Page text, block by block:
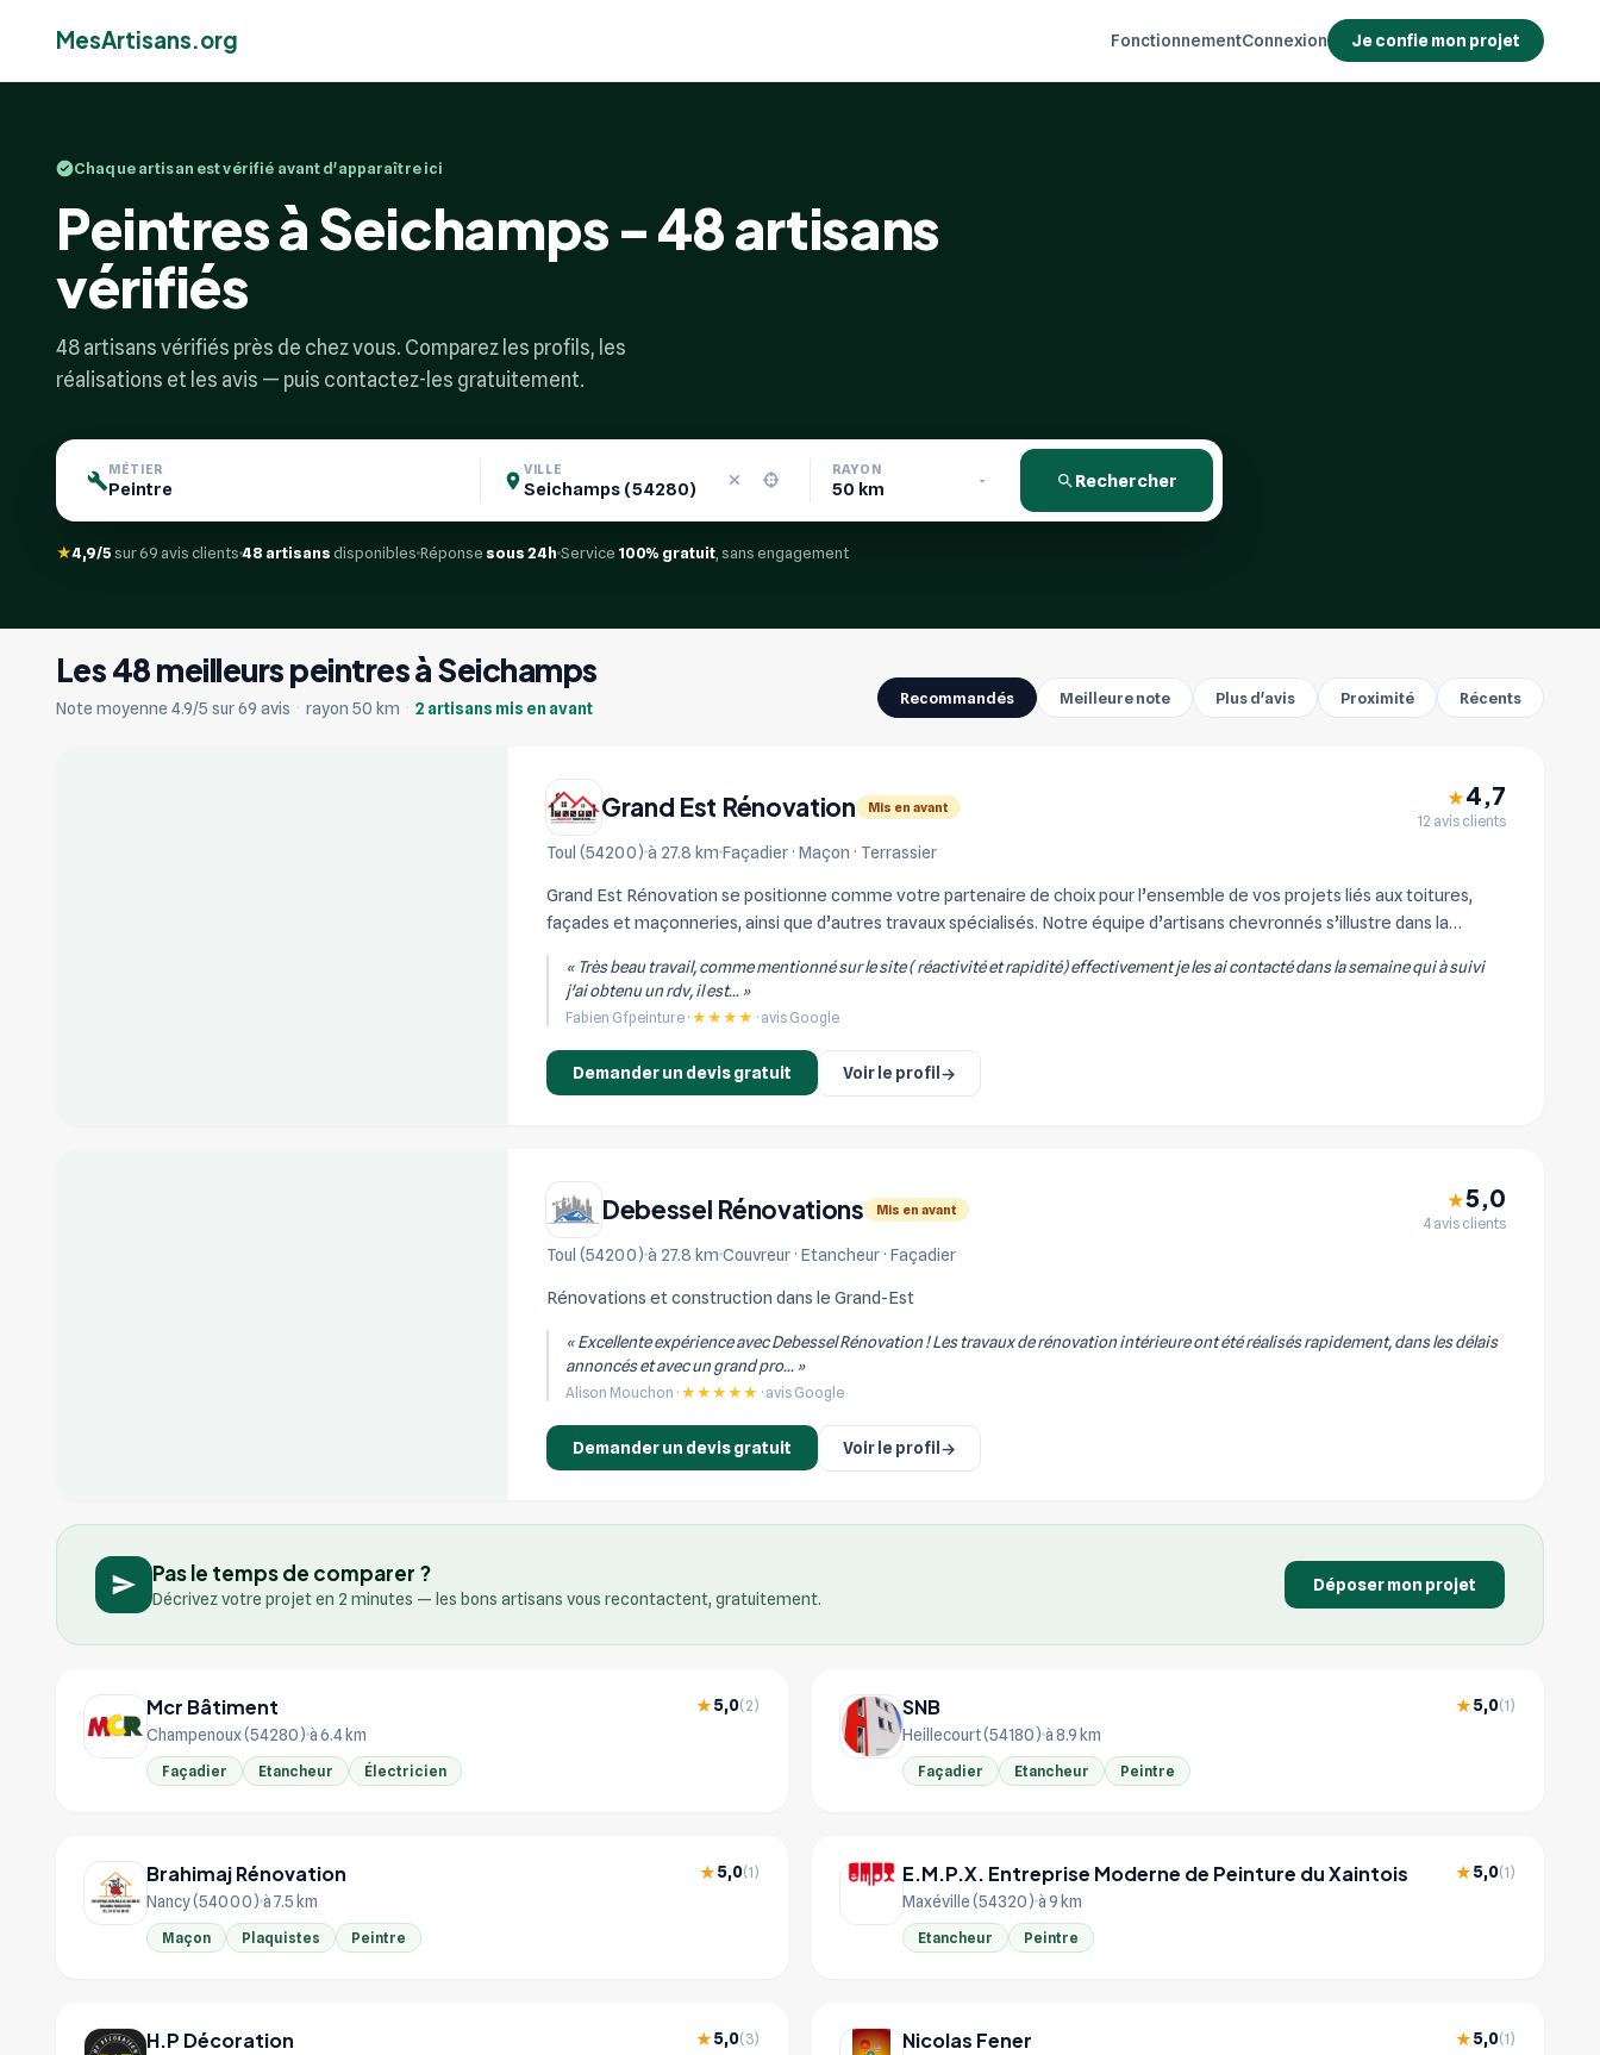
MesArtisans.org FonctionnementConnexion Je confie mon projet
Chaque artisan est vérifié avant d'apparaître ici
Peintres à Seichamps - 48 artisans
vérifiés
48 artisans vérifiés près de chez vous. Comparez les profils, les
réalisations et les avis — puis contactez-les gratuitement.
MÉTIER VILLE RAYON
Rechercher
★4,9/5sur 69 avis clients 48 artisansdisponibles Réponse sous 24h Service 100% gratuit , sans engagement
Les 48 meilleurs peintres à Seichamps
Note moyenne 4.9/5 sur 69 avis · rayon 50 km · 2 artisans mis en avant
Recommandés Meilleure note Plus d'avis Proximité Récents
Grand Est Rénovation Mis en avant
Toul (54200) à 27.8 km Façadier · Maçon · Terrassier
★4,7
12 avis clients
Grand Est Rénovation se positionne comme votre partenaire de choix pour l’ensemble de vos projets liés aux toitures,
façades et maçonneries, ainsi que d’autres travaux spécialisés. Notre équipe d’artisans chevronnés s’illustre dans la
« Très beau travail, comme mentionné sur le site ( réactivité et rapidité) effectivement je les ai contacté dans la semaine qui à suivi
j'ai obtenu un rdv, il est... »
Fabien Gfpeinture · ★★★★ · avis Google
Demander un devis gratuit Voir le profil →
Debessel Rénovations Mis en avant
Toul (54200) à 27.8 km Couvreur · Etancheur · Façadier
★5,0
4 avis clients
Rénovations et construction dans le Grand-Est
« Excellente expérience avec Debessel Rénovation ! Les travaux de rénovation intérieure ont été réalisés rapidement, dans les délais
annoncés et avec un grand pro... »
Alison Mouchon · ★★★★★ · avis Google
Demander un devis gratuit Voir le profil →
Pas le temps de comparer ?
Décrivez votre projet en 2 minutes — les bons artisans vous recontactent, gratuitement.
Déposer mon projet
Mcr Bâtiment ★5,0(2)
Champenoux (54280) à 6.4 km
Façadier Etancheur Électricien
SNB ★5,0(1)
Heillecourt (54180) à 8.9 km
Façadier Etancheur Peintre
Brahimaj Rénovation ★5,0(1)
Nancy (54000) à 7.5 km
Maçon Plaquistes Peintre
E.M.P.X. Entreprise Moderne de Peinture du Xaintois ★5,0(1)
Maxéville (54320) à 9 km
Etancheur Peintre
H.P Décoration ★5,0(3) Nicolas Fener ★5,0(1)